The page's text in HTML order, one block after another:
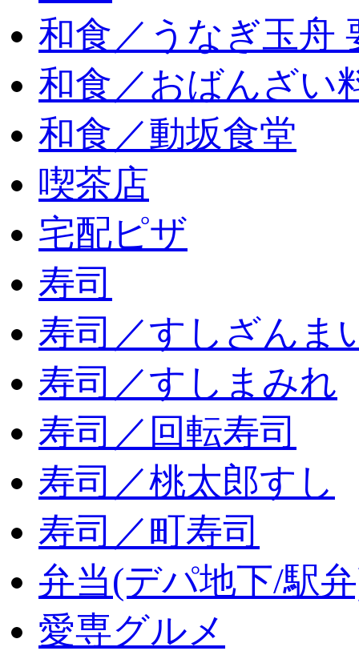
和食／うなぎ玉舟
和食／おばんざい
和食／動坂食堂
喫茶店
宅配ピザ
寿司
寿司／すしざんま
寿司／すしまみれ
寿司／回転寿司
寿司／桃太郎すし
寿司／町寿司
弁当(デパ地下/駅
愛専グルメ